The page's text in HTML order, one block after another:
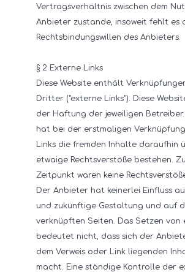
Vertragsverhältnis zwischen dem
Anbieter zustande, insoweit fehlt es
Rechtsbindungswillen des Anbieters.
§ 2 Externe Links
Diese Website enthält
Dritter ("externe Links"). Diese
der Haftung der jeweiligen
hat bei der erstmaligen
Links die fremden Inhalte daraufhin
etwaige Rechtsverstöße bestehen.
Zeitpunkt waren keine
Der Anbieter hat keinerlei Einfluss
und zukünftige Gestaltung und auf
verknüpften Seiten. Das Setzen von
bedeutet nicht, dass sich der
dem Verweis oder Link liegenden
macht. Eine ständige Kontrolle der